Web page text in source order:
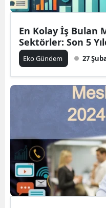
En Kolay İş Bulan
Sektörler: Son 5
Eko Gündem 27